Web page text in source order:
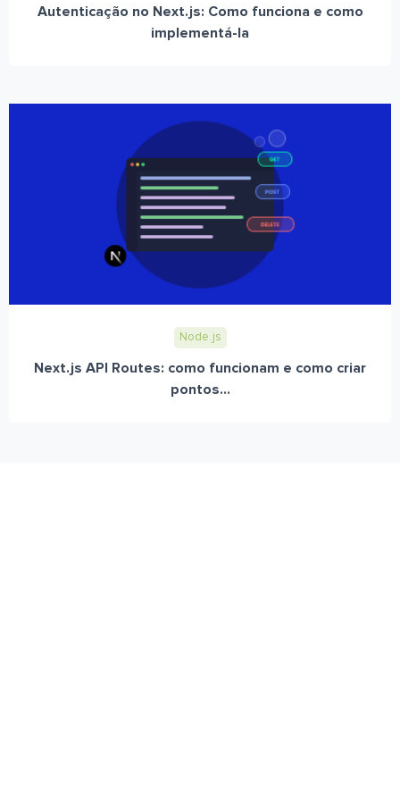
Autenticação no Next.js: Como funciona e como
implementá-la
Node.js
Next.js API Routes: como funcionam e como criar
pontos...